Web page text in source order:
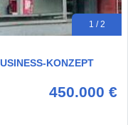
1 / 2
KONZEPT
450.000 €